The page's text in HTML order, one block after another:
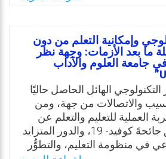
الوطنية والانتماء، بوصفهما
التماسك المجتمعي والحفاظ
الوطنية في ظل العولمة.
الورقة البحثية لتطرح رؤية
المناهج الدراسية، تستند إلى
الراهن، وتستشرف آفاق
لإرساء منظومة تعليمية قادرة
بالمهارات والكفاءات التي
التغيرات السريعة، مع الحفاظ
الأصيلة.
وإمكانية التعلم من دون
ما بعد الأزمات: وجهة نظر
جامعة العلوم والآداب
الهائل الحاصل حاليًا
والاتصالات من جهة، ومن
العملية للتعليم والتعلم عن
بُعد، الذي رافَق جائحةَ كوفيد- 19، والدور المتزايد
في منظومة التعليم، والتطوُّر